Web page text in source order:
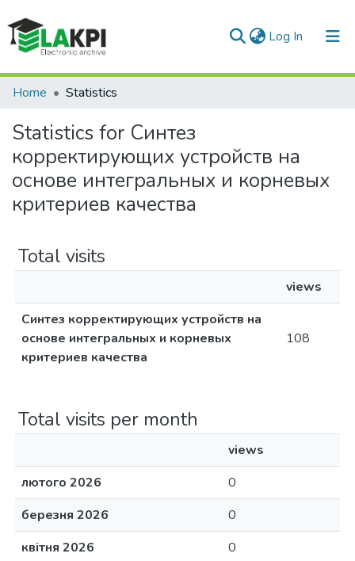
Log In (current)
Communities & Collections
All of DSpace
Home Statistics
Statistics for Синтез
корректирующих устройств на
основе интегральных и корневых
критериев качества
Total visits
views
Синтез корректирующих устройств на
основе интегральных и корневых
критериев качества
108
Total visits per month
views
лютого 2026
0
березня 2026
0
квітня 2026
0